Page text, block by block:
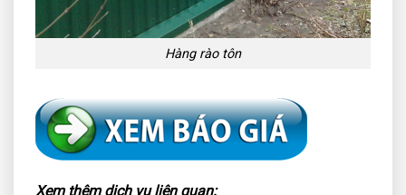
Hàng rào tôn
Xem thêm dịch vụ liên quan: